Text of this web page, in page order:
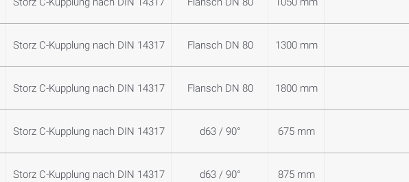
Storz C-Kupplung nach DIN 14317 Flansch DN 80 1300 mm
Storz C-Kupplung nach DIN 14317 Flansch DN 80 1800 mm
Storz C-Kupplung nach DIN 14317 d63 / 90° 675 mm
Storz C-Kupplung nach DIN 14317 d63 / 90° 875 mm